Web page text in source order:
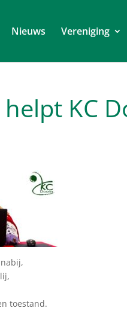
Nieuws Vereniging
KC
toestand.